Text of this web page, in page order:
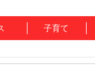
子育て